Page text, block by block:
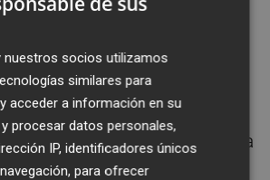
El 88% de los contratos hoy
durante el año 2021 han
de euros destinados a
eficiente y en buena medida
la nueva fábrica que
nuestros socios utilizamos
similares para
acceder a información en su
procesar datos personales,
IP, identificadores únicos
para ofrecer